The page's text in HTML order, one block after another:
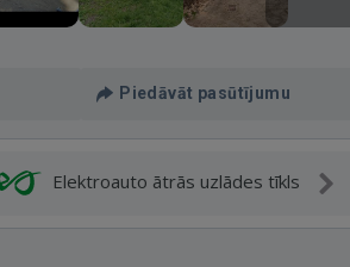
Piedāvāt pasūtījumu
Elektroauto ātrās uzlādes tīkls